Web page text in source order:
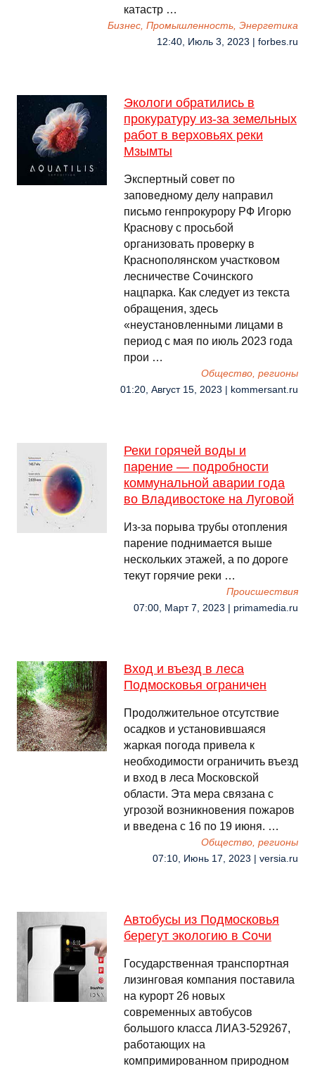
катастр …
Бизнес, Промышленность, Энергетика
12:40, Июль 3, 2023 | forbes.ru
Экологи обратились в
прокуратуру из-за земельных
работ в верховьях реки
Мзымты
Экспертный совет по
заповедному делу направил
письмо генпрокурору РФ Игорю
Краснову с просьбой
организовать проверку в
Краснополянском участковом
лесничестве Сочинского
нацпарка. Как следует из текста
обращения, здесь
«неустановленными лицами в
период с мая по июль 2023 года
прои …
Общество, регионы
01:20, Август 15, 2023 | kommersant.ru
Реки горячей воды и
парение — подробности
коммунальной аварии года
во Владивостоке на Луговой
Из-за порыва трубы отопления
парение поднимается выше
нескольких этажей, а по дороге
текут горячие реки …
Происшествия
07:00, Март 7, 2023 | primamedia.ru
Вход и въезд в леса
Подмосковья ограничен
Продолжительное отсутствие
осадков и установившаяся
жаркая погода привела к
необходимости ограничить въезд
и вход в леса Московской
области. Эта мера связана с
угрозой возникновения пожаров
и введена с 16 по 19 июня. …
Общество, регионы
07:10, Июнь 17, 2023 | versia.ru
Автобусы из Подмосковья
берегут экологию в Сочи
Государственная транспортная
лизинговая компания поставила
на курорт 26 новых
современных автобусов
большого класса ЛИАЗ-529267,
работающих на
компримированном природном